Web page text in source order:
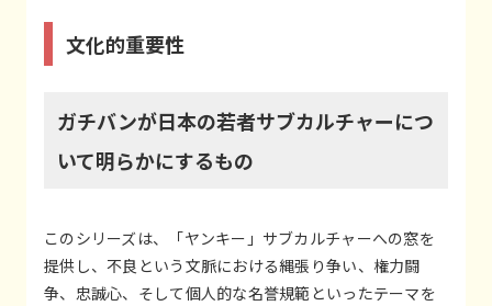
文化的重要性
ガチバンが日本の若者サブカルチャーにつ
いて明らかにするもの
このシリーズは、「ヤンキー」サブカルチャーへの窓を
提供し、不良という文脈における縄張り争い、権力闘
争、忠誠心、そして個人的な名誉規範といったテーマを